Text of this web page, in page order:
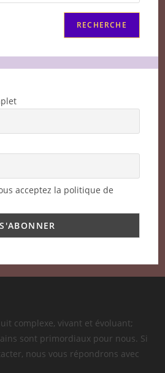
RECHERCHE
acceptez la politique de
complexe, vivant et évoluant;
sont primordiaux pour nous. Si
nous vous répondrons avec